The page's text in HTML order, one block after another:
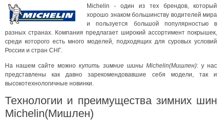
Michelin - один из тех брендов, который
хорошо знаком большинству водителей мира
и пользуется большой популярностью в
разных странах. Компания предлагает широкий ассортимент покрышек,
среди которого есть много моделей, подходящих для суровых условий
России и стран СНГ.
На нашем сайте можнокупить зимние шины Michelin(Мишлен): у нас
представлены как давно зарекомендовавшие себя модели, так и
высокотехнологичные новинки.
Технологии и преимущества зимних шин
Michelin(Мишлен)